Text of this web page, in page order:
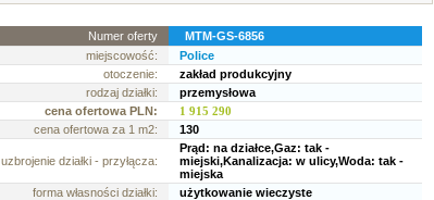
Numer oferty
MTM-GS-6856
miejscowość:
Police
otoczenie:
zakład produkcyjny
rodzaj działki:
przemysłowa
cena ofertowa PLN:
1 915 290
cena ofertowa za 1 m2:
130
uzbrojenie działki - przyłącza:
Prąd: na działce,Gaz: tak -
miejski,Kanalizacja: w ulicy,Woda: tak -
miejska
forma własności działki:
użytkowanie wieczyste